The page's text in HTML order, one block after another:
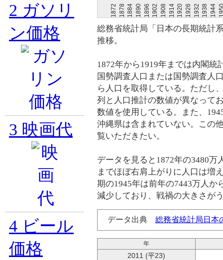
1872 1878 1884 1890 1896 1902 1908 1914 1920 1926 1932 1938 1944
総務省統計局「日本の長期統計
推移。
1872年から1919年までは内閣統
国勢調査人口または国勢調査人
ら人口を取得している。ただし
列と人口推計の数値が異なって
数値を使用している。また、
沖縄県は含まれていない。この
覧いただきたい。
データを見ると1872年の3480万
までほぼ右肩上がりに人口は増
期の1945年は前年の7443万人か
減少しており、戦禍の大きさが
データ出典 総務省統計局日本
年
2011 (平23)
2 ガソリ
ン価格
3 映画代
4 ビール
価格